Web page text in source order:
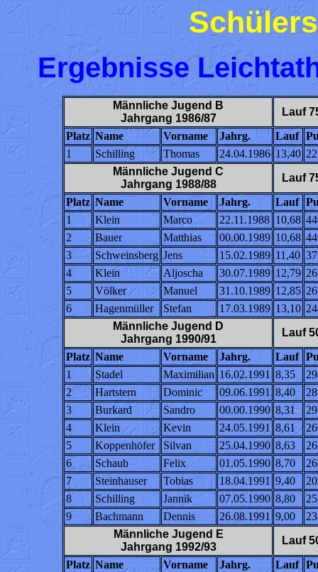
Ergebnisse
Männliche Jugend B
Jahrgang 1986/87
Lauf
Platz Name Vorname Jahrg. Lauf
1
Schilling Thomas 24.04.1986 13,40
Männliche Jugend C
Jahrgang 1988/88
Lauf
Platz Name Vorname Jahrg. Lauf
1
Klein Marco 22.11.1988 10,68
2
Bauer Matthias 00.00.1989 10,68
3
Schweinsberg Jens 15.02.1989 11,40
4
Klein Aljoscha 30.07.1989 12,79
5
Völker Manuel 31.10.1989 12,85
6
Hagenmüller Stefan 17.03.1989 13,10
Männliche Jugend D
Jahrgang 1990/91
Lauf
Platz Name Vorname Jahrg. Lauf
1
Stadel Maximilian 16.02.1991 8,35
2
Hartstern Dominic 09.06.1991 8,40
3
Burkard Sandro 00.00.1990 8,31
4
Klein Kevin 24.05.1991 8,61
5
Koppenhöfer Silvan 25.04.1990 8,63
6
Schaub Felix 01.05.1990 8,70
7
Steinhauser Tobias 18.04.1991 9,40
8
Schilling Jannik 07.05.1990 8,80
9
Bachmann Dennis 26.08.1991 9,00
Männliche Jugend E
Jahrgang 1992/93
Lauf
Platz Name Vorname Jahrg. Lauf